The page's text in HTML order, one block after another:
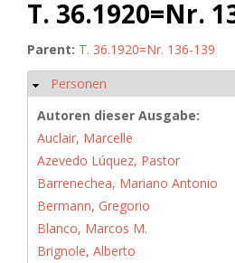
T. 36.1920=Nr.
Parent: T. 36.1920=Nr. 136-139
Ausblenden
Personen
Autoren dieser Ausgabe:
Auclair, Marcelle
Azevedo Lúquez, Pastor
Barrenechea, Mariano Antonio
Bermann, Gregorio
Blanco, Marcos M.
Brignole, Alberto